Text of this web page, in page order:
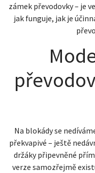
zámek převodovky – je
jak funguje, jak je
Na blokády se
překvapivé – ještě
držáky připevněné
verze samozřejmě